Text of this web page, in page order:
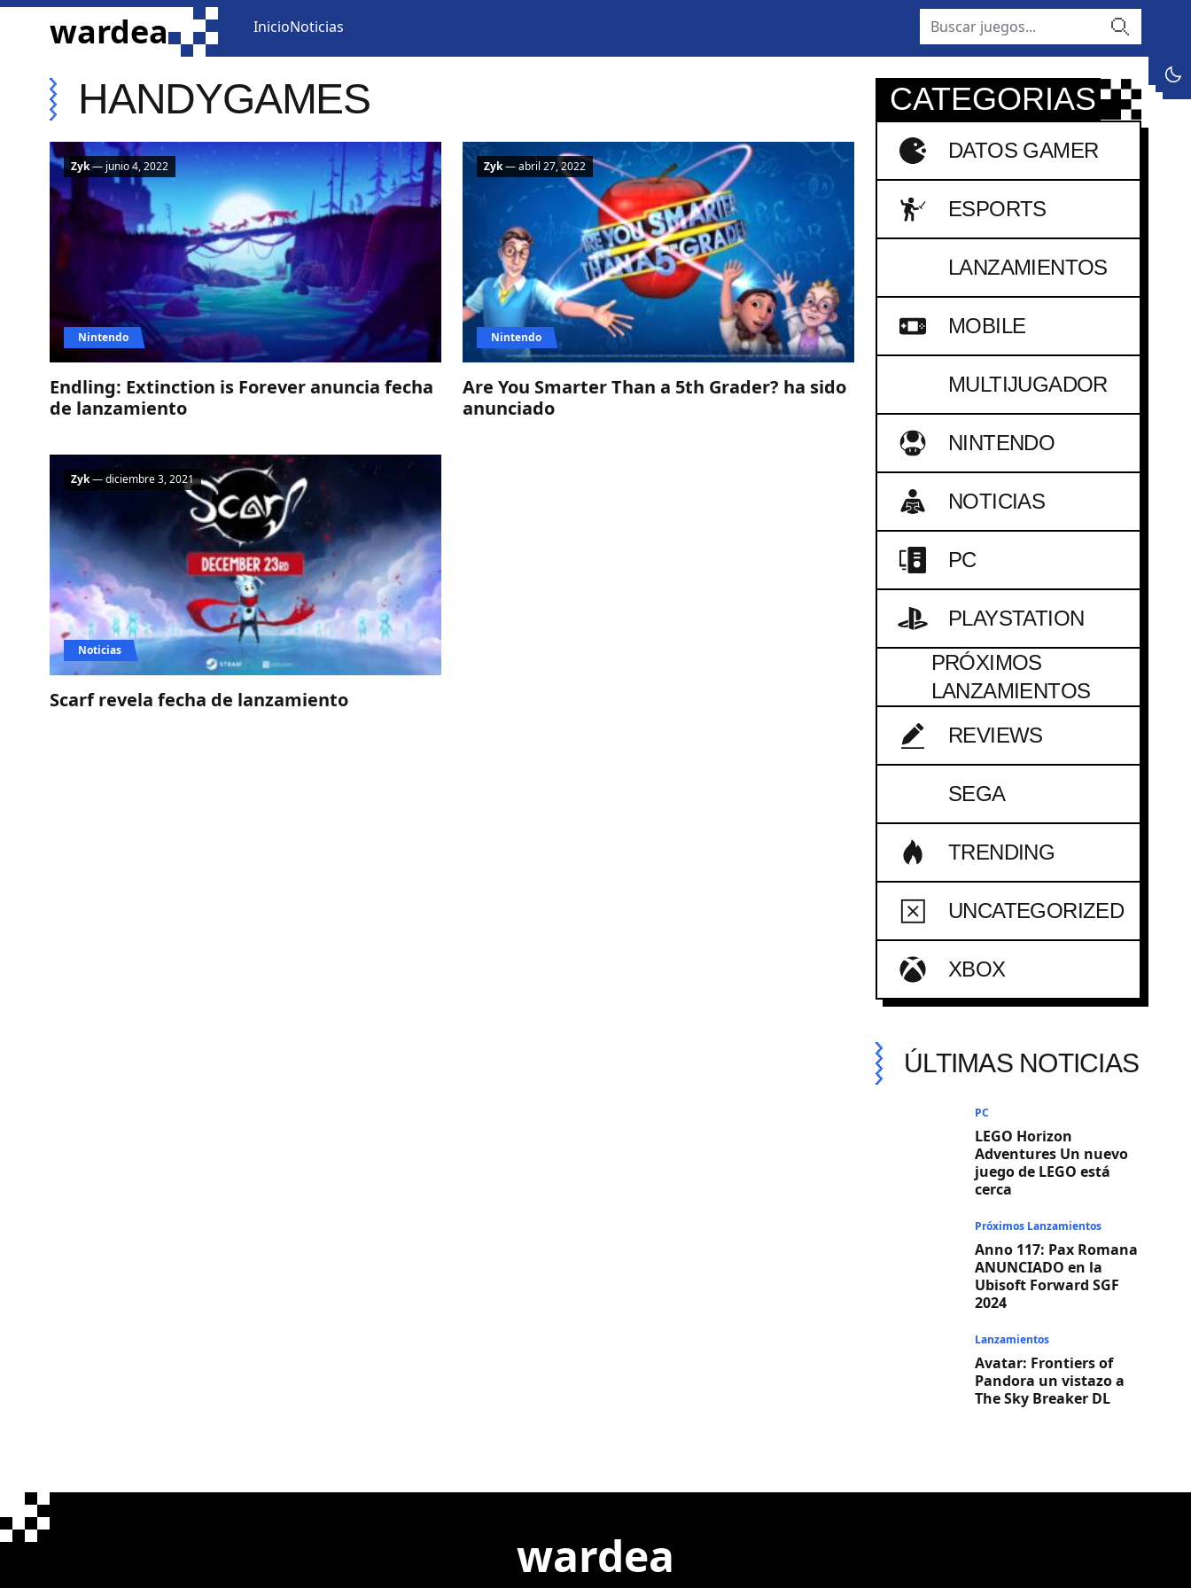
ir al contenidowardea
dark
InicioNoticias buscar
HANDYGAMES
Endling: Extinction is Forever anuncia fecha
de lanzamiento
Nintendo
Zyk— junio 4, 2022
Are You Smarter Than a 5th Grader? ha sido
anunciado
Nintendo
Zyk— abril 27, 2022
Scarf revela fecha de lanzamiento
Noticias
Zyk— diciembre 3, 2021
CATEGORIAS
DATOS GAMER
ESPORTS
LANZAMIENTOS
MOBILE
MULTIJUGADOR
NINTENDO
NOTICIAS
PC
PLAYSTATION
PRÓXIMOS
LANZAMIENTOS
REVIEWS
SEGA
TRENDING
UNCATEGORIZED
XBOX
ÚLTIMAS NOTICIAS
PC
LEGO Horizon
Adventures Un nuevo
juego de LEGO está
cerca
Próximos Lanzamientos
Anno 117: Pax Romana
ANUNCIADO en la
Ubisoft Forward SGF
2024
Lanzamientos
Avatar: Frontiers of
Pandora un vistazo a
The Sky Breaker DL
wardea